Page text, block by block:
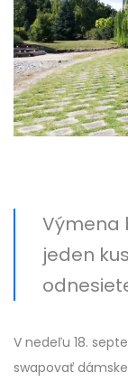
Výmena
jeden
V nedeľu 18.
swapovať